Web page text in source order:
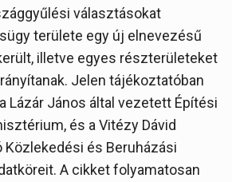
választásokat
területe egy új elnevezésű
illetve egyes részterületeket
Jelen tájékoztatóban
Lázár János által vezetett Építési
és a Vitézy Dávid
Közlekedési és Beruházási
A cikket folyamatosan